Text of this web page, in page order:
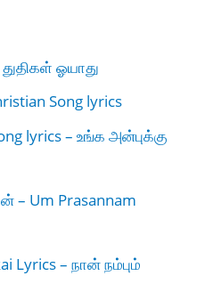
ஓயாது
Song lyrics
lyrics – உங்க அன்புக்கு
– Um Prasannam
Lyrics – நான் நம்பும்